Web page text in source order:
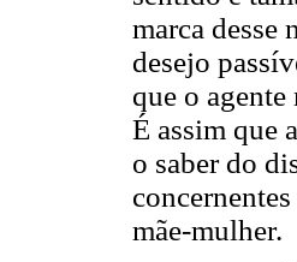
marca desse
desejo
que o
É assim que
o saber do
mãe-mulher.